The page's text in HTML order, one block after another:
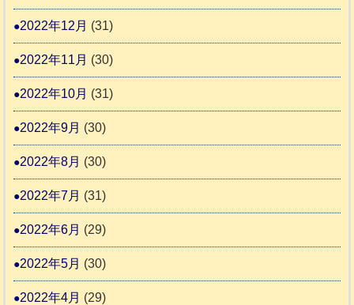
2022年12月 (31)
2022年11月 (30)
2022年10月 (31)
2022年9月 (30)
2022年8月 (30)
2022年7月 (31)
2022年6月 (29)
2022年5月 (30)
2022年4月 (29)